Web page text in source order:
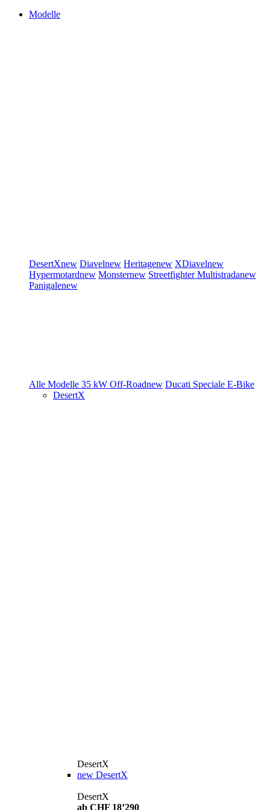
Modelle
DesertXnew Diavelnew Heritagenew XDiavelnew
Hypermotardnew Monsternew StreetfighterMultistradanew
Panigalenew
Alle Modelle 35 kW Off-Roadnew Ducati Speciale E-Bike
DesertX
DesertX
new DesertX
DesertX
ab CHF 18’290